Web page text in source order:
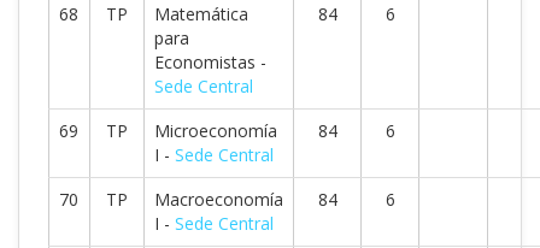
68 TP
Matemática
para
Economistas -
Sede Central
84 6
69 TP
Microeconomía
I - Sede Central
84 6
70 TP
Macroeconomía
I - Sede Central
84 6